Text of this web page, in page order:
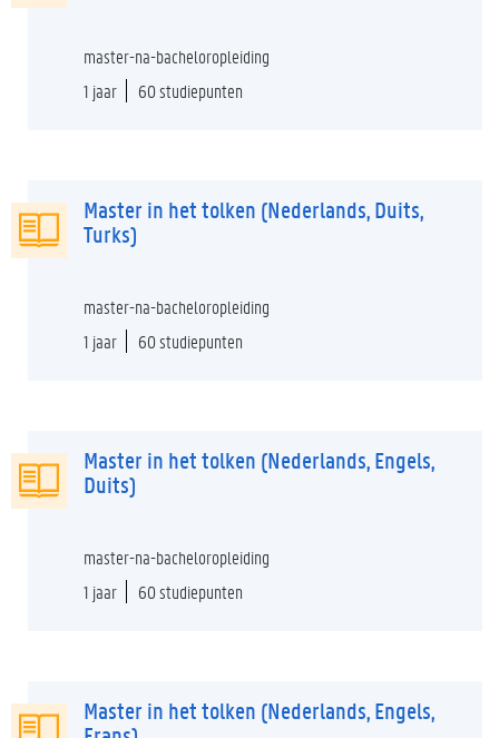
master-na-bacheloropleiding
1 jaar
60 studiepunten
Master in het tolken (Nederlands, Duits,
Turks)
master-na-bacheloropleiding
1 jaar
60 studiepunten
Master in het tolken (Nederlands, Engels,
Duits)
master-na-bacheloropleiding
1 jaar
60 studiepunten
Master in het tolken (Nederlands, Engels,